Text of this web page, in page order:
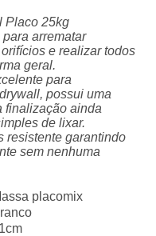
Placo 25kg
arrematar
e realizar todos
geral.
para
possui uma
finalização ainda
de lixar.
resistente garantindo
sem nenhuma
placomix